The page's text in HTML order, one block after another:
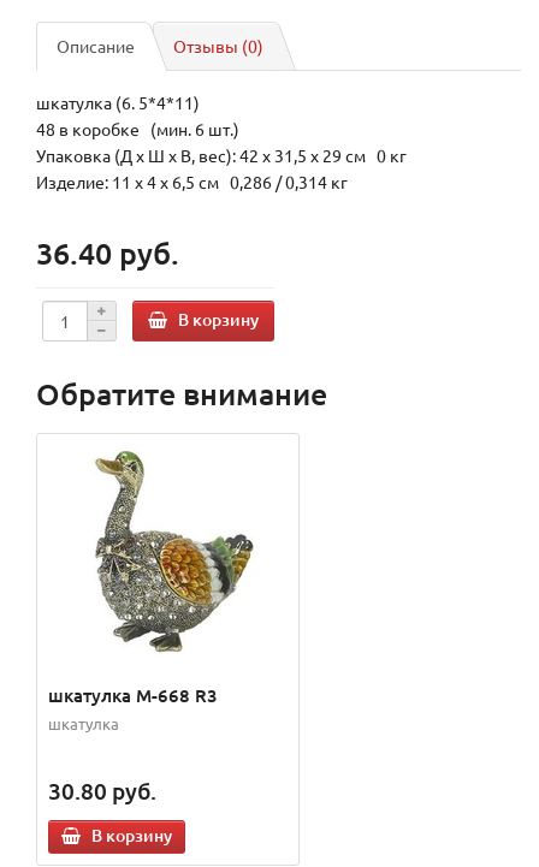
Описание Отзывы (0)
шкатулка (6. 5*4*11)
48 в коробке (мин. 6 шт.)
Упаковка (Д х Ш х В, вес): 42 x 31,5 x 29 см 0 кг
Изделие: 11 x 4 x 6,5 см 0,286 / 0,314 кг
36.40 руб.
В корзину
Обратите внимание
шкатулка M-668 R3
шкатулка
30.80 руб.
В корзину